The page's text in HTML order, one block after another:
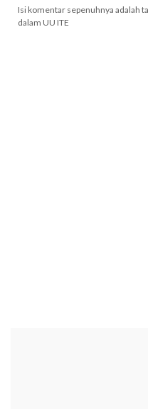
Isi komentar sepenuhnya adalah
dalam UU ITE